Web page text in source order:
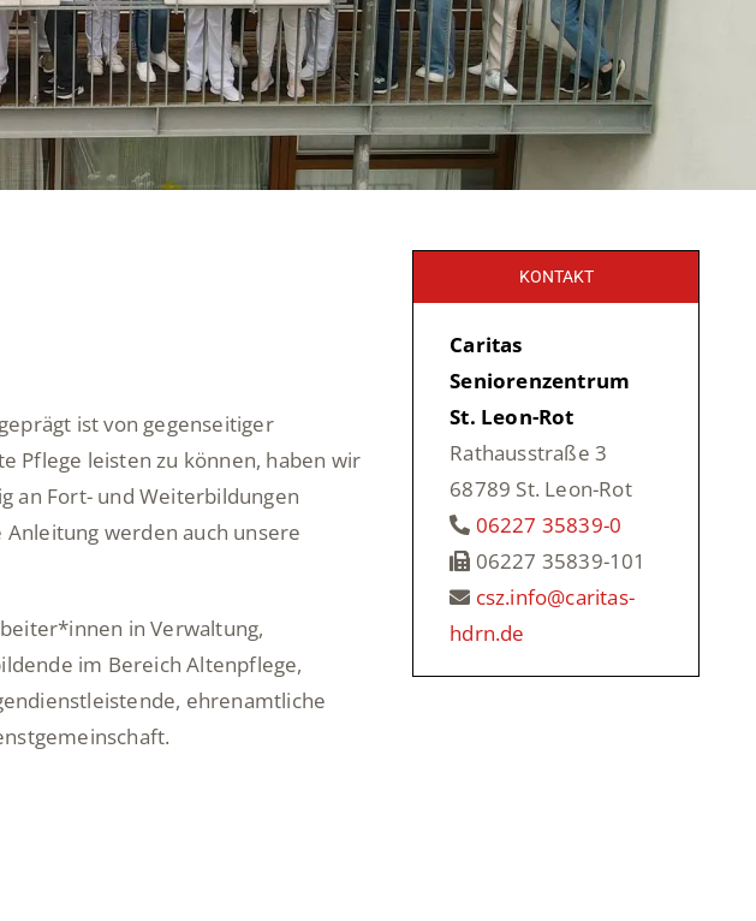
ist von gegenseitiger
Pflege leisten zu können, haben wir
an Fort- und Weiterbildungen
werden auch unsere
in Verwaltung,
im Bereich Altenpflege,
ehrenamtliche
KONTAKT
Caritas
Seniorenzentrum
St. Leon-Rot
Rathausstraße 3
68789 St. Leon-Rot
06227 35839-0
06227 35839-101
csz.info@caritas-
hdrn.de